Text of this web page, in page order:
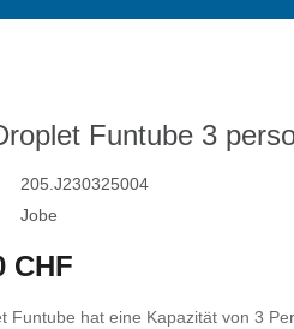
Funtube 3
205.J230325004
Jobe
CHF
Funtube hat eine Kapazität von 3